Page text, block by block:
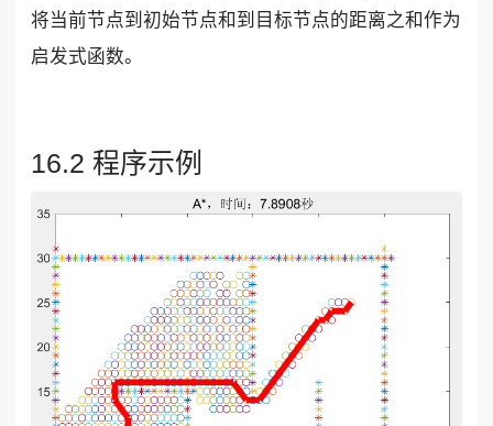
将当前节点到初始节点和到目标节点的距离之和作为
启发式函数。
16.2 程序示例